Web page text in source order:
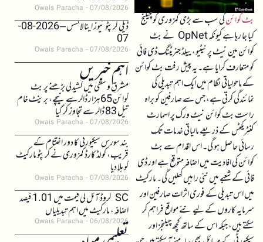
بٹ کوائنکی سب سے بڑی کمزوری کو چیلنج
کیا جا رہا ہے کیونکہ OpNet نے بٹ
کوائن مین نیٹ پر نیٹیو، ییلڈ جنریٹنگ ڈی فائی
کو متعارف کرایا ہے۔ یہ پیش رفت بٹ کوائن
کے ماحولیاتی نظام میں ایک اہم تبدیلی کی
نمائندگی کرتی ہے، جس سے صارفین کو براہ
راست بٹ کوائن نیٹ ورک پر اسمارٹ
کنٹریکٹس کے ذریعے مالیاتی خدمات تک
رسائی حاصل ہو گی۔ اس اقدام سے بٹ
کوائن کی افادیت میں اضافہ متوقع ہے اور ڈی
فائی کے شعبے میں نئی راہیں کھلیں گی۔ مارکیٹ
میں اس تبدیلی کے فوری اثرات صارفین اور
سرمایہ کاروں کے لیے نئے مواقع فراہم کر
سکتے ہیں، جبکہ اس کے ساتھ کچھ چیلنجز اور
Owais Paracha 07/08/2026
ڈیلی کرپٹو نیوز اینالائسس – 2026-08-
07
Owais Paracha 07/08/2026
اہم خبریں
مشرقِ وسطیٰ میں کشیدگی بڑھنے پر بٹ
کوائن 65 ہزار ڈالر سے نیچے، برینٹ خام
تیل 83 ڈالر سے تجاوز کر گیا
Owais Paracha 07/08/2026
بند سورس سیکیورٹی کا دور اختتام کے
قریب، کولڈ کارڈ کمزوری نے کرپٹو مارکیٹ
کو ہلا دیا
Owais Paracha 07/08/2026
SC کروڈ آئل کی قیمت میں 1.01 فیصد
اضافہ، مارکیٹ میں اہم تبدیلیاں
Owais Paracha 06/08/2026